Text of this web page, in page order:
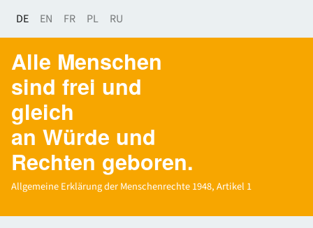
DE EN FR PL RU
Alle Menschen
sind frei und
gleich
an Würde und
Rechten geboren.
Allgemeine Erklärung der Menschenrechte 1948, Artikel 1